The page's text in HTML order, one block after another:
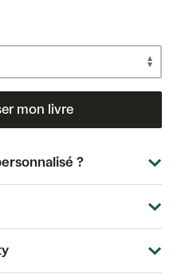
mon livre
?